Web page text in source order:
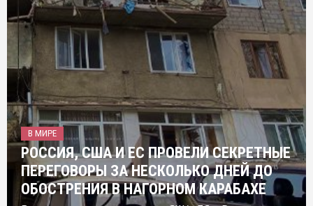
В МИРЕ
РОССИЯ, США И ЕС ПРОВЕЛИ СЕКРЕТНЫЕ
ПЕРЕГОВОРЫ ЗА НЕСКОЛЬКО ДНЕЙ ДО
ОБОСТРЕНИЯ В НАГОРНОМ КАРАБАХЕ